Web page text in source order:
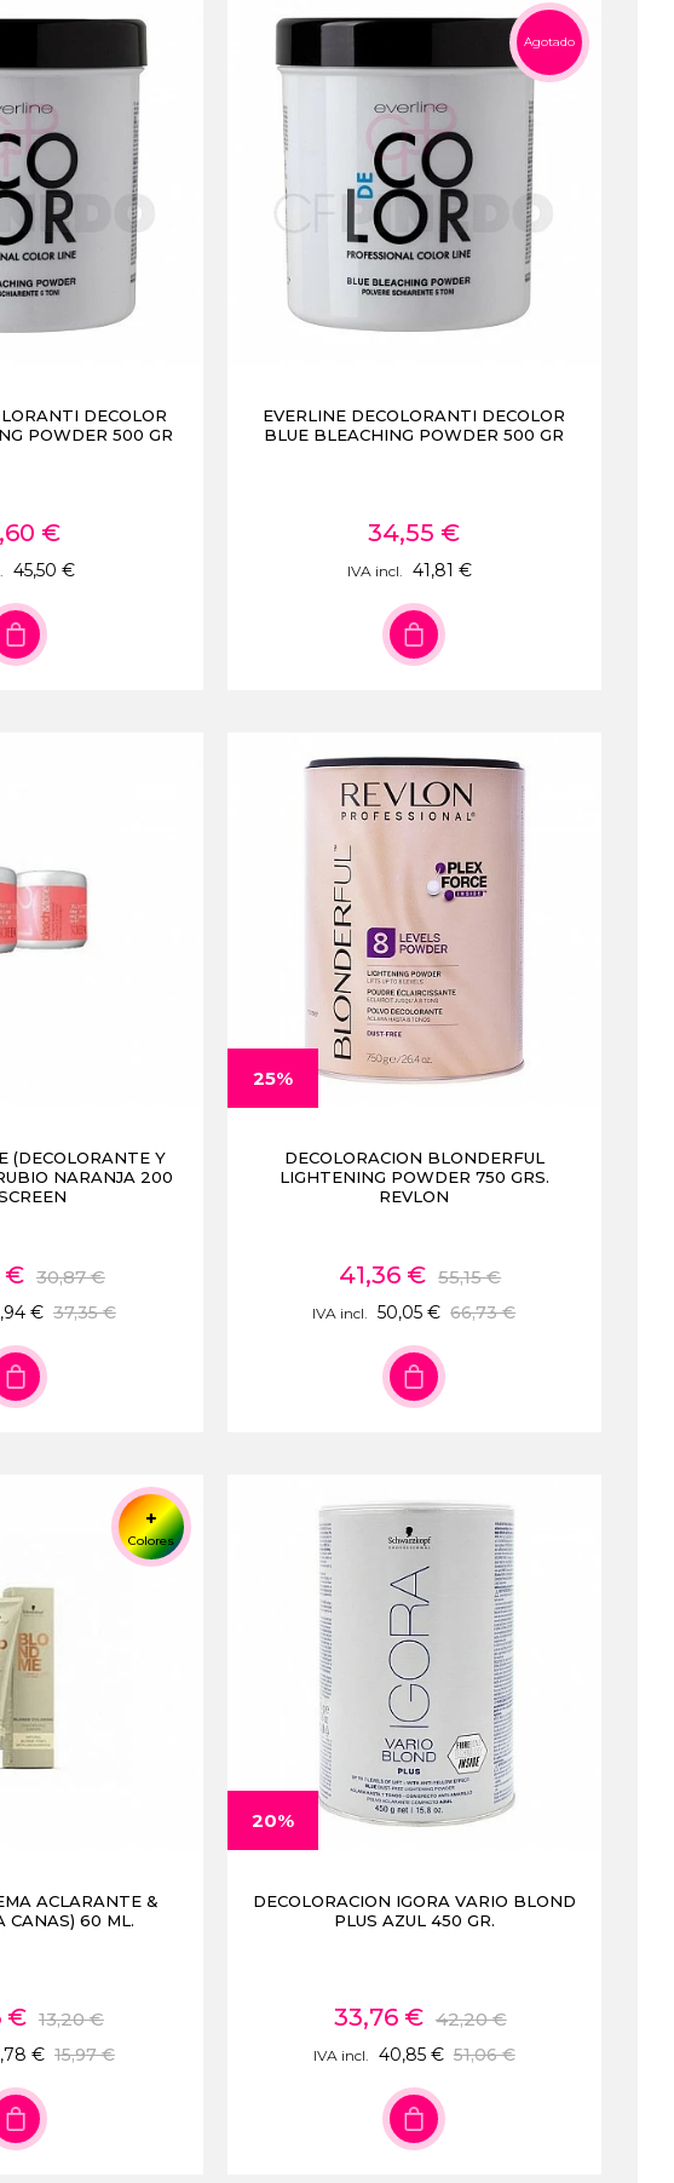
DECOLOR
POWDER 500 GR
€
45,50 €
EVERLINE DECOLORANTI DECOLOR
BLUE BLEACHING POWDER 500 GR
34,55 €
IVA incl. 41,81 €
Agotado
(DECOLORANTE Y
NARANJA 200
€ 30,87 €
€ 37,35 €
25%
DECOLORACION BLONDERFUL
LIGHTENING POWDER 750 GRS.
REVLON
41,36 € 55,15 €
IVA incl. 50,05 € 66,73 €
ACLARANTE &
CANAS) 60 ML.
€ 13,20 €
€ 15,97 €
Colores
20%
DECOLORACION IGORA VARIO BLOND
PLUS AZUL 450 GR.
33,76 € 42,20 €
IVA incl. 40,85 € 51,06 €